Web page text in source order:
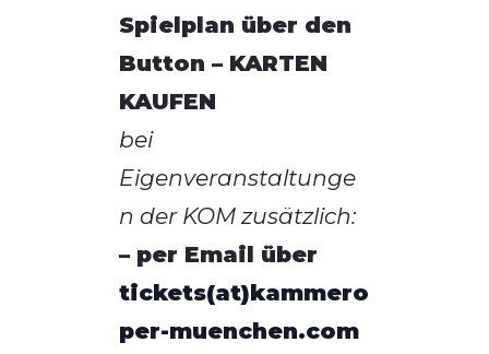
Spielplan über den
Button – KARTEN
KAUFEN
bei
Eigenveranstaltunge
n der KOM zusätzlich:
– per Email über
tickets(at)kammero
per-muenchen.com